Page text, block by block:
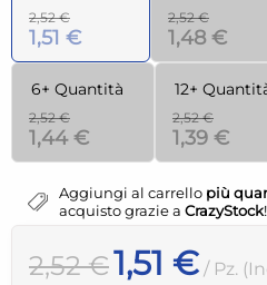
2,52 €
1,51 €
2,52 €
1,48 €
6+ Quantità
2,52 €
1,44 €
12+
2,52 €
1,39 €
Aggiungi al carrello più
acquisto grazie a CrazyStock!
2,52 €1,51 € / Pz.